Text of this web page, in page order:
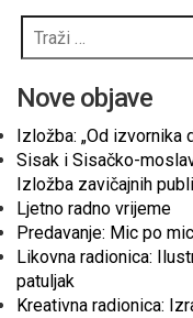
Nove objave
Izložba: „Od izvornika
Sisak i Sisačko-
Izložba zavičajnih
Ljetno radno vrijeme
Predavanje: Mic po
Likovna radionica:
patuljak
Kreativna radionica: